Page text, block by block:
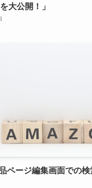
大公開！」
ページ編集画面での